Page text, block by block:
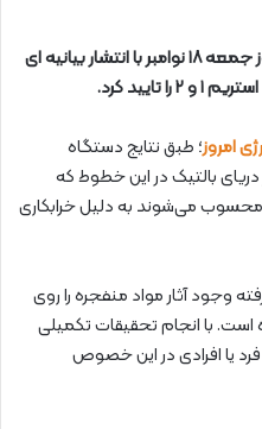
ماتس لونگویست، دادستان سوئد روز جمعه ۱۸ نوامبر با انتشار بیانیه ای
کرد.
امروز؛ طبق نتایج دستگاه
بالتیک در این خطوط که
محسوب می‌شوند به دلیل خرابکاری
وجود آثار مواد منفجره را روی
است. با انجام تحقیقات تکمیلی
یا افرادی در این خصوص